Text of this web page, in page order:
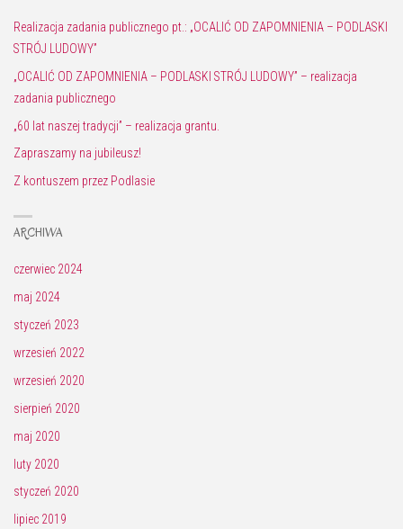
Realizacja zadania publicznego pt.: „OCALIĆ OD ZAPOMNIENIA – PODLASKI
STRÓJ LUDOWY”
„OCALIĆ OD ZAPOMNIENIA – PODLASKI STRÓJ LUDOWY” – realizacja
zadania publicznego
„60 lat naszej tradycji” – realizacja grantu.
Zapraszamy na jubileusz!
Z kontuszem przez Podlasie
ARCHIWA
czerwiec 2024
maj 2024
styczeń 2023
wrzesień 2022
wrzesień 2020
sierpień 2020
maj 2020
luty 2020
styczeń 2020
lipiec 2019